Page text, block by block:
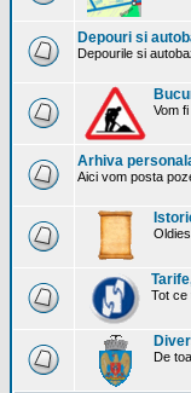
Depouri si
Depourile si
Vom
Arhiva
Aici vom posta
Tot ce
De